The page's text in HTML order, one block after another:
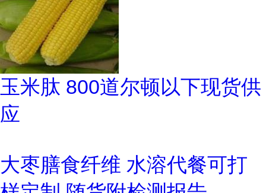
玉米肽 800道尔顿以下现货供
应
大枣膳食纤维 水溶代餐可打